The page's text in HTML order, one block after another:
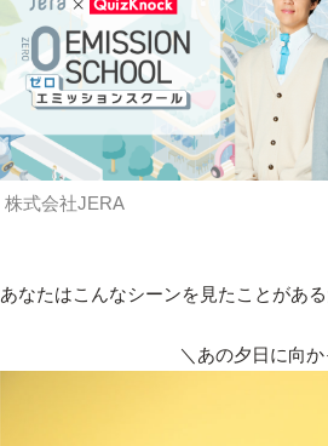
株式会社JERA
あなたはこんなシーンを見たことがある
＼あの夕日に向